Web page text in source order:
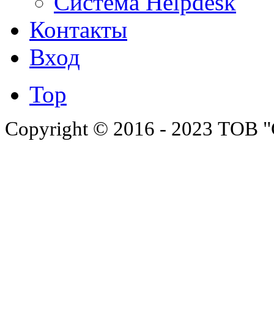
Контакты
Вход
Top
Copyright © 2016 - 2023 ТОВ